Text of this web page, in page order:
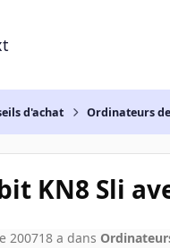
d'achat Ordinateurs
KN8 Sli
200718 a dans